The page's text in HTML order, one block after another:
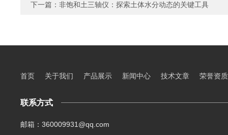
下一篇： 非饱和土三轴仪：探索土体水分动态的关键工具
首页 关于我们 产品展示 新闻中心 技术文章 荣誉资质
联系方式
邮箱：360009931@qq.com